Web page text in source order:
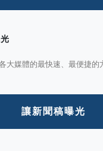
大媒體的最快速、最便捷的
讓新聞稿曝光